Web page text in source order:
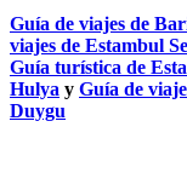
Guía de viajes de
viajes de Estambul
Guía turística de
Hulya y Guía de
Duygu